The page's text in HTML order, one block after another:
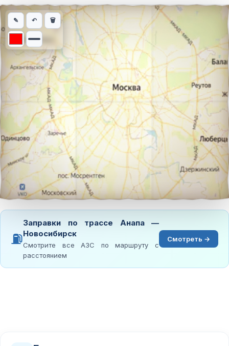
Интерактивная карта автомобильного маршрута из города
✎ ↶ 🗑
⛽
Заправки по трассе Анапа —
Новосибирск
Смотрите все АЗС по маршруту с
расстоянием
Смотреть →